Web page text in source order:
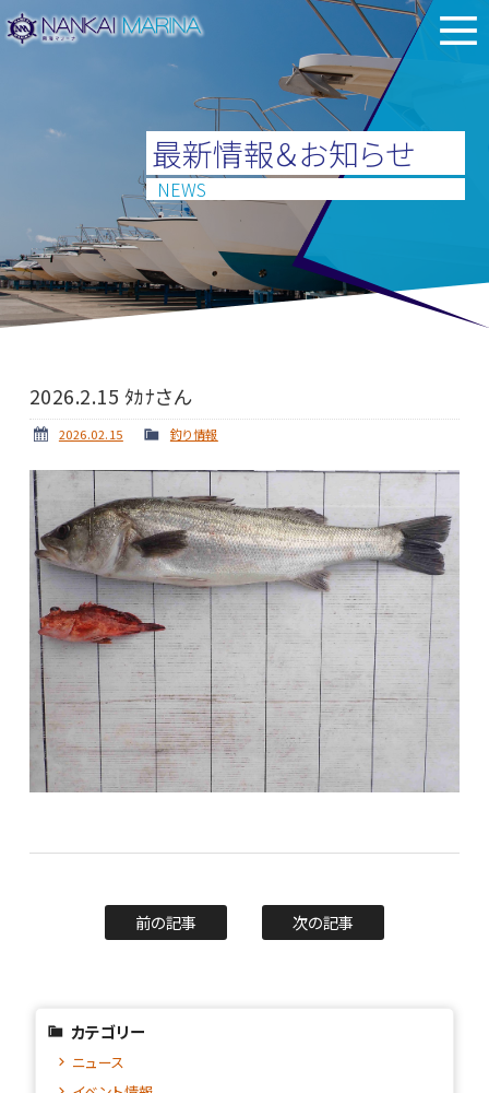
最新情報＆お知らせ
NEWS
2026.2.15 ﾀｶﾅさん
2026.02.15 釣り情報
前の記事 次の記事
カテゴリー
ニュース